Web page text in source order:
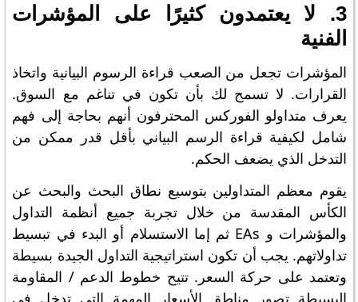
3. لا يعتمدون كثيرًا على المؤشرات
الفنية
المؤشرات تجعل من الصعب قراءة الرسوم البيانية واتخاذ
القرارات. لا تسمح لك بأن تكون في تناغم مع السوق.
يعرف متداولو الفوركس المحترفون أنهم بحاجة إلى فهم
شامل لكيفية قراءة الرسم البياني بأقل قدر ممكن من
التدخل الذي يضعف الحكم.
يقوم معظم المتداولين بتوسيع نطاق البحث والبحث عن
الكأس المقدسة من خلال تجربة جميع أنظمة التداول
والمؤشرات و EAs ثم إما الاستسلام أو البدء في تبسيط
تداولاتهم. يجب أن تكون استراتيجية التداول الجيدة بسيطة
وتعتمد على حركة السعر. تتيح خطوط الدعم / المقاومة
البسيطة تصور مناطق الأسعار المهمة التي تدخل في